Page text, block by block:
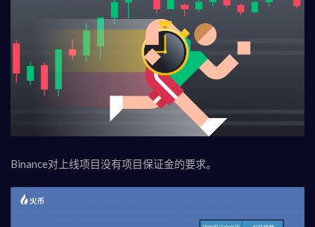
Binance对上线项目没有项目保证金的要求。